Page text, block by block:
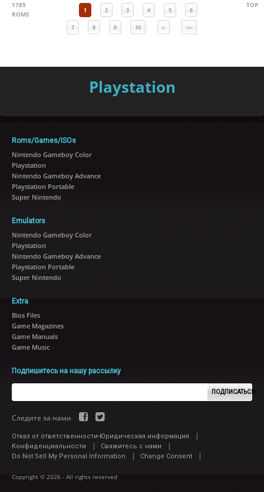
1785
ROMS
1 2 3 4 5 6
7 8 9 10 > >>
TOP
Playstation
Roms/Games/ISOs
Nintendo Gameboy Color
Playstation
Nintendo Gameboy Advance
Playstation Portable
Super Nintendo
Emulators
Nintendo Gameboy Color
Playstation
Nintendo Gameboy Advance
Playstation Portable
Super Nintendo
Extra
Bios Files
Game Magazines
Game Manuals
Game Music
Подпишитесь на нашу рассылку
ПОДПИСАТЬСЯ
Следите за нами
Отказ от ответственности-Юридическая информация |
Конфиденциальности | Свяжитесь с нами |
Do Not Sell My Personal Information | Change Consent |
Copyright © 2026 - All rights reserved